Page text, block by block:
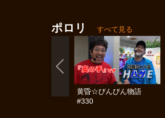
ポロリ すべて見る
黄昏☆びんびん物語
#330